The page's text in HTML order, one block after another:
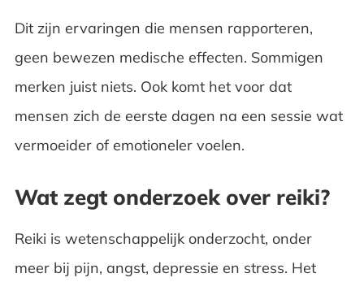
Dit zijn ervaringen die mensen rapporteren,
geen bewezen medische effecten. Sommigen
merken juist niets. Ook komt het voor dat
mensen zich de eerste dagen na een sessie wat
vermoeider of emotioneler voelen.
Wat zegt onderzoek over reiki?
Reiki is wetenschappelijk onderzocht, onder
meer bij pijn, angst, depressie en stress. Het